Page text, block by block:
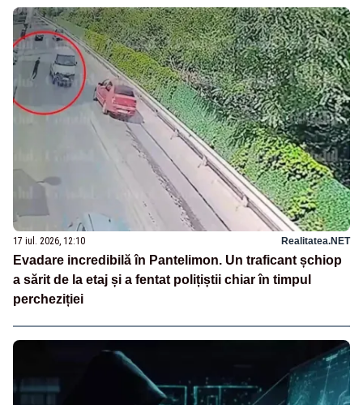
17 iul. 2026, 12:10 Realitatea.NET
Evadare incredibilă în Pantelimon. Un traficant șchiop
a sărit de la etaj și a fentat polițiștii chiar în timpul
percheziției